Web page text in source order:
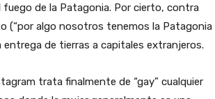
de la Patagonia. Por cierto, contra
(“por algo nosotros tenemos la Patagonia
de tierras a capitales extranjeros.
trata finalmente de “gay” cualquier